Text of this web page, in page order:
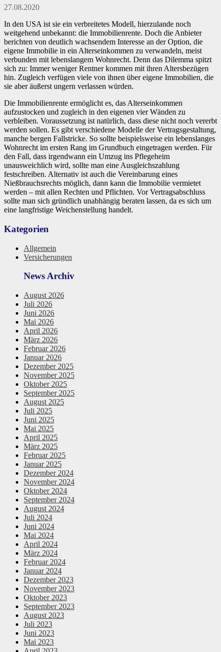
27.08.2020
In den USA ist sie ein verbreitetes Modell, hierzulande noch
weitgehend unbekannt: die Immobilienrente. Doch die Anbieter
berichten von deutlich wachsendem Interesse an der Option, die
eigene Immobilie in ein Alterseinkommen zu verwandeln, meist
verbunden mit lebenslangem Wohnrecht. Denn das Dilemma spitzt
sich zu: Immer weniger Rentner kommen mit ihren Altersbezügen
hin. Zugleich verfügen viele von ihnen über eigene Immobilien, die
sie aber äußerst ungern verlassen würden.
Die Immobilienrente ermöglicht es, das Alterseinkommen
aufzustocken und zugleich in den eigenen vier Wänden zu
verbleiben. Voraussetzung ist natürlich, dass diese nicht noch vererbt
werden sollen. Es gibt verschiedene Modelle der Vertragsgestaltung,
manche bergen Fallstricke. So sollte beispielsweise ein lebenslanges
Wohnrecht im ersten Rang im Grundbuch eingetragen werden. Für
den Fall, dass irgendwann ein Umzug ins Pflegeheim
unausweichlich wird, sollte man eine Ausgleichszahlung
festschreiben. Alternativ ist auch die Vereinbarung eines
Nießbrauchsrechts möglich, dann kann die Immobilie vermietet
werden – mit allen Rechten und Pflichten. Vor Vertragsabschluss
sollte man sich gründlich unabhängig beraten lassen, da es sich um
eine langfristige Weichenstellung handelt.
Kategorien
Allgemein
Versicherungen
News Archiv
August 2026
Juli 2026
Juni 2026
Mai 2026
April 2026
März 2026
Februar 2026
Januar 2026
Dezember 2025
November 2025
Oktober 2025
September 2025
August 2025
Juli 2025
Juni 2025
Mai 2025
April 2025
März 2025
Februar 2025
Januar 2025
Dezember 2024
November 2024
Oktober 2024
September 2024
August 2024
Juli 2024
Juni 2024
Mai 2024
April 2024
März 2024
Februar 2024
Januar 2024
Dezember 2023
November 2023
Oktober 2023
September 2023
August 2023
Juli 2023
Juni 2023
Mai 2023